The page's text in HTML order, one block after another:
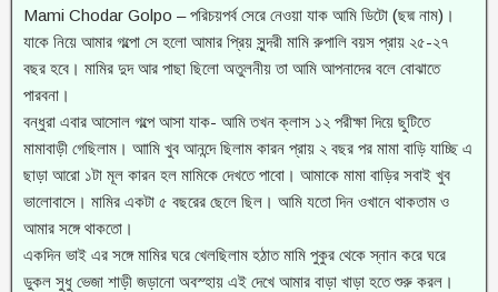
Mami Chodar Golpo – পরিচয়পর্ব সেরে নেওয়া যাক আমি ডিটো (ছদ্ম নাম)।
যাকে নিয়ে আমার গল্পো সে হলো আমার প্রিয় সুন্দরী মামি রুপালি বয়স প্রায় ২৫-২৭
বছর হবে। মামির দুদ আর পাছা ছিলো অতুলনীয় তা আমি আপনাদের বলে বোঝাতে
পারবনা।
বন্ধুরা এবার আসোল গল্পে আসা যাক- আমি তখন ক্লাস ১২ পরীক্ষা দিয়ে ছুটিতে
মামাবাড়ী গেছিলাম। আামি খুব আনন্দে ছিলাম কারন প্রায় ২ বছর পর মামা বাড়ি যাচ্ছি এ
ছাড়া আরো ১টা মূল কারন হল মামিকে দেখতে পাবো। আমাকে মামা বাড়ির সবাই খুব
ভালোবাসে। মামির একটা ৫ বছরের ছেলে ছিল। আমি যতো দিন ওখানে থাকতাম ও
আমার সঙ্গে থাকতো।
একদিন ভাই এর সঙ্গে মামির ঘরে খেলছিলাম হঠাত মামি পুকুর থেকে স্নান করে ঘরে
ডুকল সুধু ভেজা শাড়ী জড়ানো অবস্হায় এই দেখে আমার বাড়া খাড়া হতে শুরু করল।